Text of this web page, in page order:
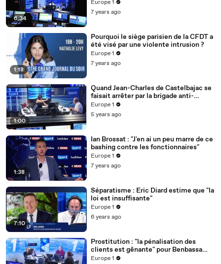
6:34
Europe 1
7 years ago
1:18
Pourquoi le siège parisien de la CFDT a
été visé par une violente intrusion ?
Europe 1
7 years ago
1:00
Quand Jean-Charles de Castelbajac se
faisait arrêter par la brigade anti-
criminalité
Europe 1
5 years ago
1:38
Ian Brossat : "J'en ai un peu marre de ce
bashing contre les fonctionnaires"
Europe 1
7 years ago
7:10
Séparatisme : Eric Diard estime que "la
loi est insuffisante"
Europe 1
6 years ago
Prostitution : "la pénalisation des
clients est gênante" pour Benbassa
(EELV)
Europe 1